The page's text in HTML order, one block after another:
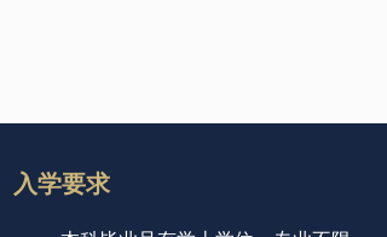
入学要求